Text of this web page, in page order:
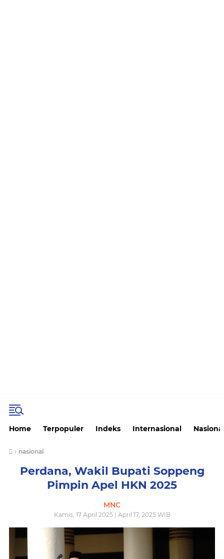
Home Terpopuler Indeks Internasional
› nasional
Perdana, Wakil Bupati Soppeng
Pimpin Apel HKN 2025
MNC
Kamis, 17 April 2025 | April 17, 2025 WIB